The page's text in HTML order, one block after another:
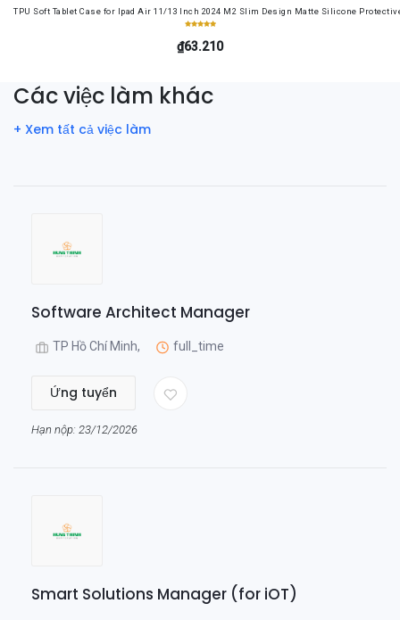
TPU Soft Tablet Case for Ipad Air 11/13 Inch 2024 M2 Slim Design Matte Silicone
₫63.210
Các việc làm khác
+ Xem tất cả việc làm
Software Architect Manager
TP Hồ Chí Minh, full_time
Ứng tuyển
Hạn nộp: 23/12/2026
Smart Solutions Manager (for iOT)